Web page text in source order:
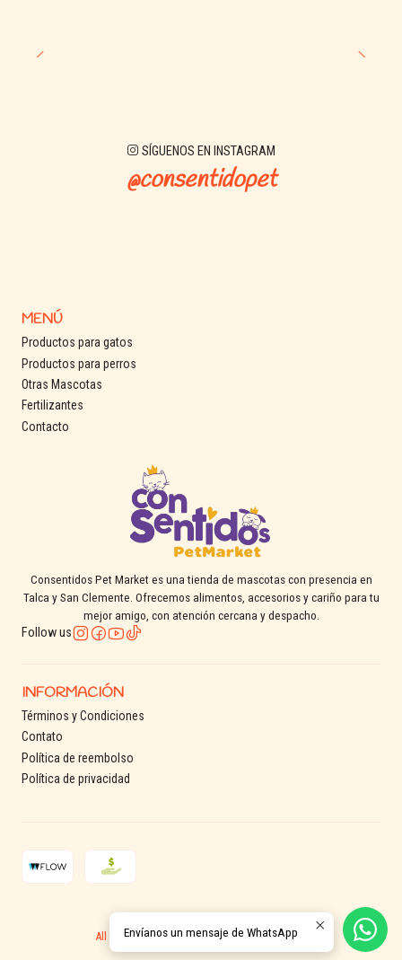
SÍGUENOS EN INSTAGRAM
@consentidopet
MENÚ
Productos para gatos
Productos para perros
Otras Mascotas
Fertilizantes
Contacto
Consentidos Pet Market es una tienda de mascotas con presencia en
Talca y San Clemente. Ofrecemos alimentos, accesorios y cariño para tu
mejor amigo, con atención cercana y despacho.
Follow us
INFORMACIÓN
Términos y Condiciones
Contato
Política de reembolso
Política de privacidad
All Rights Reserved.Powered by Jumpseller
Envíanos un mensaje de WhatsApp